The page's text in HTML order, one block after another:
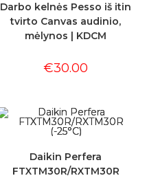
Darbo kelnės Pesso iš itin
tvirto Canvas audinio,
mėlynos | KDCM
€30.00
Daikin Perfera
FTXTM30R/RXTM30R